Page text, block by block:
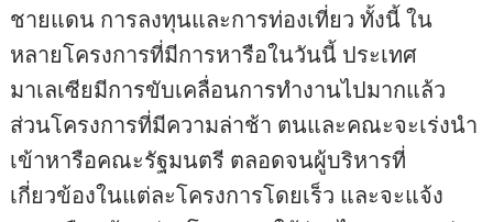
ชายแดน การลงทุนและการท่องเที่ยว ทั้งนี้ ใน
หลายโครงการที่มีการหารือในวันนี้ ประเทศ
มาเลเซียมีการขับเคลื่อนการทำงานไปมากแล้ว
ส่วนโครงการที่มีความล่าช้า ตนและคณะจะเร่งนำ
เข้าหารือคณะรัฐมนตรี ตลอดจนผู้บริหารที่
เกี่ยวข้องในแต่ละโครงการโดยเร็ว และจะแจ้ง